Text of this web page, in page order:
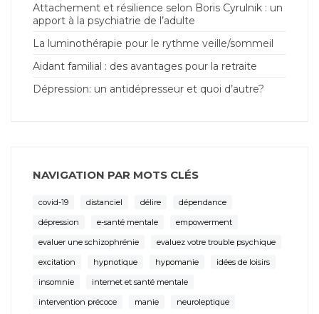
Attachement et résilience selon Boris Cyrulnik : un
apport à la psychiatrie de l’adulte
La luminothérapie pour le rythme veille/sommeil
Aidant familial : des avantages pour la retraite
Dépression: un antidépresseur et quoi d’autre?
NAVIGATION PAR MOTS CLÉS
covid-19 distanciel délire
dépendance
dépression
e-santé mentale
empowerment
evaluer une schizophrénie
evaluez votre trouble psychique
excitation
hypnotique hypomanie
idées de loisirs
insomnie
internet et santé mentale
intervention précoce
manie
neuroleptique